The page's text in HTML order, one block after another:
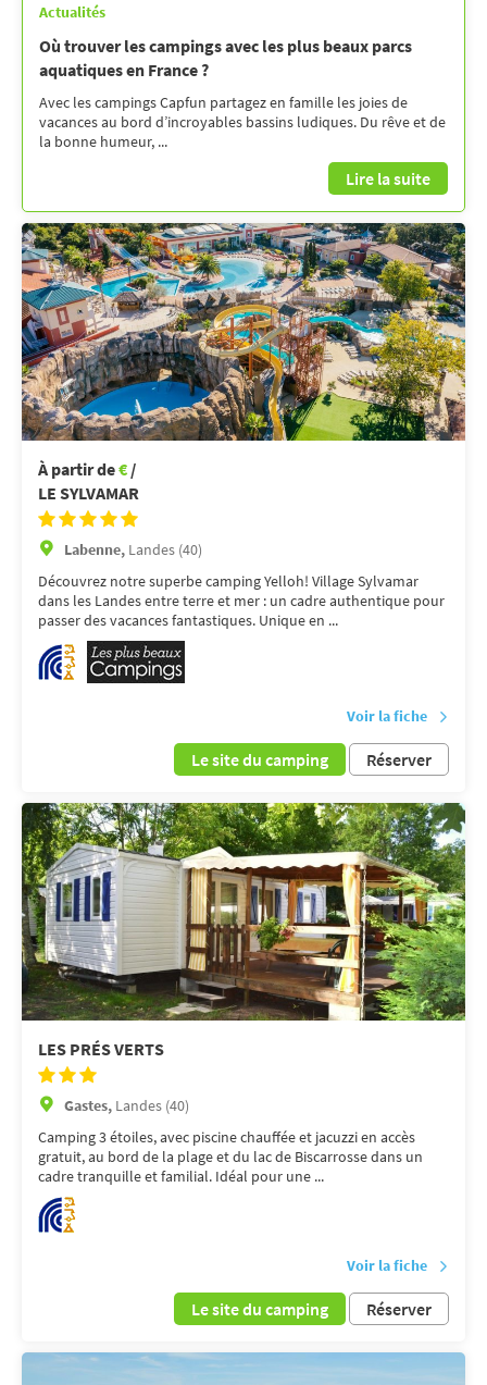
Actualités
Où trouver les campings avec les plus beaux parcs
aquatiques en France ?
Avec les campings Capfun partagez en famille les joies de
vacances au bord d’incroyables bassins ludiques. Du rêve et de
la bonne humeur, ...
Lire la suite
À partir de€ /
LE SYLVAMAR
Labenne, Landes (40)
Découvrez notre superbe camping Yelloh! Village Sylvamar
dans les Landes entre terre et mer : un cadre authentique pour
passer des vacances fantastiques. Unique en ...
Voir la fiche
Le site du camping Réserver
LES PRÉS VERTS
Gastes, Landes (40)
Camping 3 étoiles, avec piscine chauffée et jacuzzi en accès
gratuit, au bord de la plage et du lac de Biscarrosse dans un
cadre tranquille et familial. Idéal pour une ...
Voir la fiche
Le site du camping Réserver